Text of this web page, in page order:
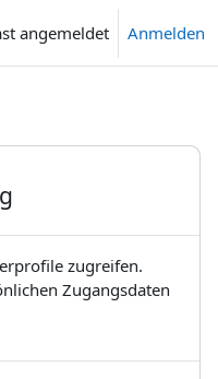
angemeldet Anmelden
zugreifen.
Zugangsdaten